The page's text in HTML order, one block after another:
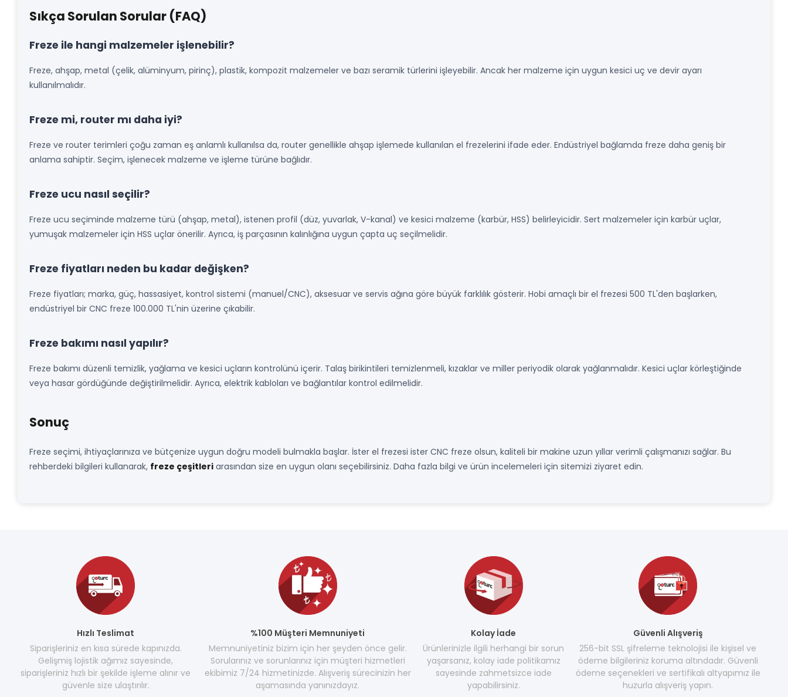
Sıkça Sorulan Sorular (FAQ)
Freze ile hangi malzemeler işlenebilir?
Freze, ahşap, metal (çelik, alüminyum, pirinç), plastik, kompozit malzemeler ve bazı seramik türlerini işleyebilir. Ancak her malzeme için uygun kesici uç ve devir ayarı
kullanılmalıdır.
Freze mi, router mı daha iyi?
Freze ve router terimleri çoğu zaman eş anlamlı kullanılsa da, router genellikle ahşap işlemede kullanılan el frezelerini ifade eder. Endüstriyel bağlamda freze daha geniş bir
anlama sahiptir. Seçim, işlenecek malzeme ve işleme türüne bağlıdır.
Freze ucu nasıl seçilir?
Freze ucu seçiminde malzeme türü (ahşap, metal), istenen profil (düz, yuvarlak, V-kanal) ve kesici malzeme (karbür, HSS) belirleyicidir. Sert malzemeler için karbür uçlar,
yumuşak malzemeler için HSS uçlar önerilir. Ayrıca, iş parçasının kalınlığına uygun çapta uç seçilmelidir.
Freze fiyatları neden bu kadar değişken?
Freze fiyatları; marka, güç, hassasiyet, kontrol sistemi (manuel/CNC), aksesuar ve servis ağına göre büyük farklılık gösterir. Hobi amaçlı bir el frezesi 500 TL'den başlarken,
endüstriyel bir CNC freze 100.000 TL'nin üzerine çıkabilir.
Freze bakımı nasıl yapılır?
Freze bakımı düzenli temizlik, yağlama ve kesici uçların kontrolünü içerir. Talaş birikintileri temizlenmeli, kızaklar ve miller periyodik olarak yağlanmalıdır. Kesici uçlar körleştiğinde
veya hasar gördüğünde değiştirilmelidir. Ayrıca, elektrik kabloları ve bağlantılar kontrol edilmelidir.
Sonuç
Freze seçimi, ihtiyaçlarınıza ve bütçenize uygun doğru modeli bulmakla başlar. İster el frezesi ister CNC freze olsun, kaliteli bir makine uzun yıllar verimli çalışmanızı sağlar. Bu
rehberdeki bilgileri kullanarak, freze çeşitleri arasından size en uygun olanı seçebilirsiniz. Daha fazla bilgi ve ürün incelemeleri için sitemizi ziyaret edin.
Hızlı Teslimat
Siparişleriniz en kısa sürede kapınızda.
Gelişmiş lojistik ağımız sayesinde,
siparişleriniz hızlı bir şekilde işleme alınır ve
güvenle size ulaştırılır.
%100 Müşteri Memnuniyeti
Memnuniyetiniz bizim için her şeyden önce gelir.
Sorularınız ve sorunlarınız için müşteri hizmetleri
ekibimiz 7/24 hizmetinizde. Alışveriş sürecinizin her
aşamasında yanınızdayız.
Kolay İade
Ürünlerinizle ilgili herhangi bir sorun
yaşarsanız, kolay iade politikamız
sayesinde zahmetsizce iade
yapabilirsiniz.
Güvenli Alışveriş
256-bit SSL şifreleme teknolojisi ile kişisel ve
ödeme bilgileriniz koruma altındadır. Güvenli
ödeme seçenekleri ve sertifikalı altyapımız ile
huzurla alışveriş yapın.